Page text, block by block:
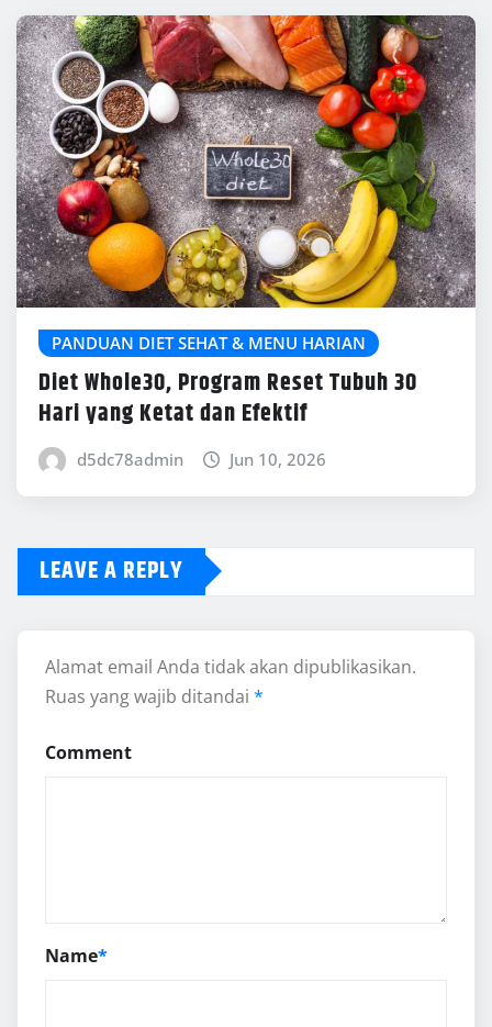
PANDUAN DIET SEHAT & MENU HARIAN
Diet Whole30, Program Reset Tubuh 30
Hari yang Ketat dan Efektif
d5dc78admin Jun 10, 2026
LEAVE A REPLY
Alamat email Anda tidak akan dipublikasikan.
Ruas yang wajib ditandai *
Comment
Name*